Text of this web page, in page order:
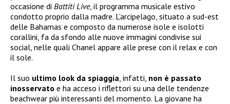
occasione di Battiti Live, il programma musicale estivo
condotto proprio dalla madre. L’arcipelago, situato a sud-est
delle Bahamas e composto da numerose isole e isolotti
corallini, fa da sfondo alle nuove immagini condivise sui
social, nelle quali Chanel appare alle prese con il relax e con
il sole.
Il suo ultimo look da spiaggia , infatti, non è passato
inosservato e ha acceso i riflettori su una delle tendenze
beachwear più interessanti del momento. La giovane ha